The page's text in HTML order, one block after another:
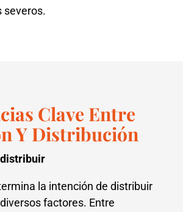
severos.
Clave Entre
Y Distribución
la intención de distribuir
factores. Entre